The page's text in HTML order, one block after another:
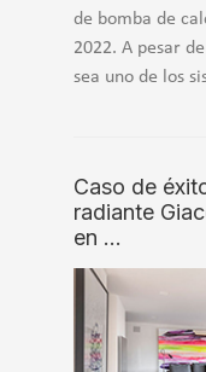
de bomba de
2022. A pesar
sea uno de los
Caso de
radiante
en …